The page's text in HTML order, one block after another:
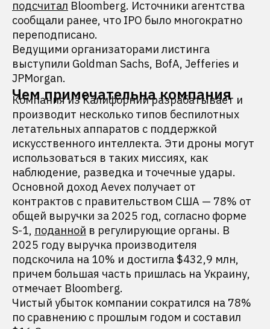
подсчитал Bloomberg. Источники агентства
сообщали ранее, что IPO было многократно
переподписано.
Ведущими организаторами листинга
выступили Goldman Sachs, BofA, Jefferies и
JPMorgan.
Чем примечательна компания
Компания из Калифорнии разрабатывает и
производит несколько типов беспилотных
летательных аппаратов с поддержкой
искусственного интеллекта. Эти дроны могут
использоваться в таких миссиях, как
наблюдение, разведка и точечные удары.
Основной доход Aevex получает от
контрактов с правительством США — 78% от
общей выручки за 2025 год, согласно форме
S-1, поданной в регулирующие органы. В
2025 году выручка производителя
подскочила на 10% и достигла $432,9 млн,
причем большая часть пришлась на Украину,
отмечает Bloomberg.
Чистый убыток компании сократился на 78%
по сравнению с прошлым годом и составил